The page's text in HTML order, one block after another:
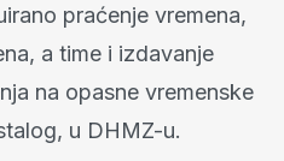
praćenje vremena,
a time i izdavanje
na opasne vremenske
u DHMZ-u.